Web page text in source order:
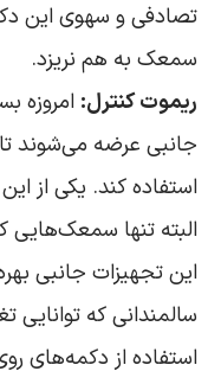
تصادفی و سهوی این
سمعک به هم نریزد.
ریموت کنترل: امروزه
جانبی عرضه می‌شوند
استفاده کند. یکی از
البته تنها سمعک‌هایی
این تجهیزات جانبی
سالمندانی که
استفاده از دکمه‌های